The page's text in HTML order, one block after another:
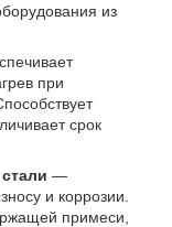
из
при
срок
—
и коррозии.
примеси,